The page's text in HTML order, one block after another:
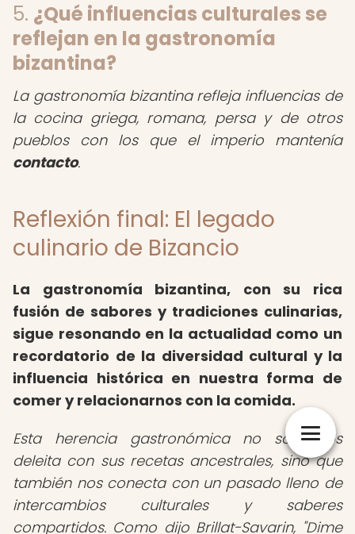
5. ¿Qué influencias culturales se
reflejan en la gastronomía
bizantina?
La gastronomía bizantina refleja influencias de
la cocina griega, romana, persa y de otros
pueblos con los que el imperio mantenía
contacto.
Reflexión final: El legado
culinario de Bizancio
La gastronomía bizantina, con su rica
fusión de sabores y tradiciones culinarias,
sigue resonando en la actualidad como un
recordatorio de la diversidad cultural y la
influencia histórica en nuestra forma de
comer y relacionarnos con la comida.
Esta herencia gastronómica no solo nos
deleita con sus recetas ancestrales, sino que
también nos conecta con un pasado lleno de
intercambios culturales y saberes
compartidos. Como dijo Brillat-Savarin, "Dime